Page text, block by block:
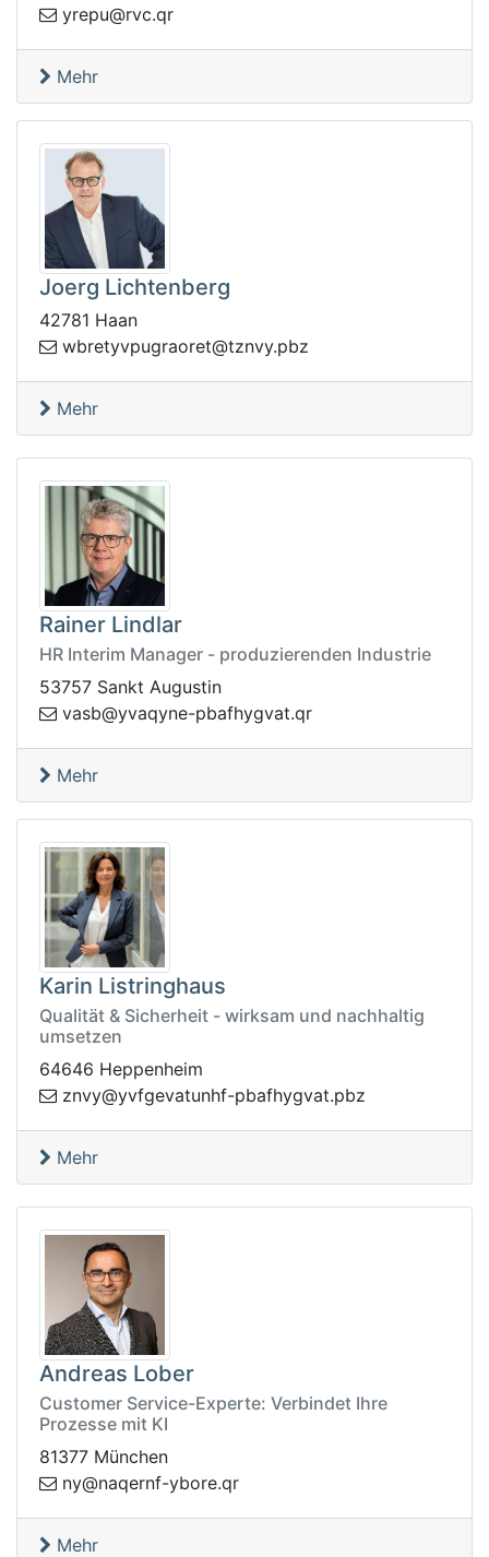
r
q.cvr@upery
Mehr
Joerg Lichtenberg
42781 Haan
zbp.yvnzt@tero
argupvyterbw
Mehr
Rainer Lindlar
HR Interim Manager - produzierenden Industrie
53757 Sankt Augustin
rq.t
avgyhfabp-enyqavy@bsav
Mehr
Karin Listringhaus
Qualität & Sicherheit - wirksam und nachhaltig
umsetzen
64646 Heppenheim
zbp.tavgyhf
abp-fhnutavegfvy@yvnz
Mehr
Andreas Lober
Customer Service-Experte: Verbindet Ihre
Prozesse mit KI
81377 München
r
q.eroby-fnreqan@yn
Mehr